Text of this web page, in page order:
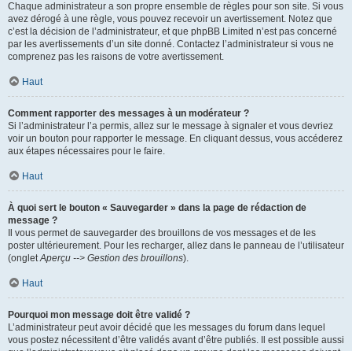
Chaque administrateur a son propre ensemble de règles pour son site. Si vous
avez dérogé à une règle, vous pouvez recevoir un avertissement. Notez que
c’est la décision de l’administrateur, et que phpBB Limited n’est pas concerné
par les avertissements d’un site donné. Contactez l’administrateur si vous ne
comprenez pas les raisons de votre avertissement.
Haut
Comment rapporter des messages à un modérateur ?
Si l’administrateur l’a permis, allez sur le message à signaler et vous devriez
voir un bouton pour rapporter le message. En cliquant dessus, vous accéderez
aux étapes nécessaires pour le faire.
Haut
À quoi sert le bouton « Sauvegarder » dans la page de rédaction de
message ?
Il vous permet de sauvegarder des brouillons de vos messages et de les
poster ultérieurement. Pour les recharger, allez dans le panneau de l’utilisateur
(ongletAperçu --> Gestion des brouillons).
Haut
Pourquoi mon message doit être validé ?
L’administrateur peut avoir décidé que les messages du forum dans lequel
vous postez nécessitent d’être validés avant d’être publiés. Il est possible aussi